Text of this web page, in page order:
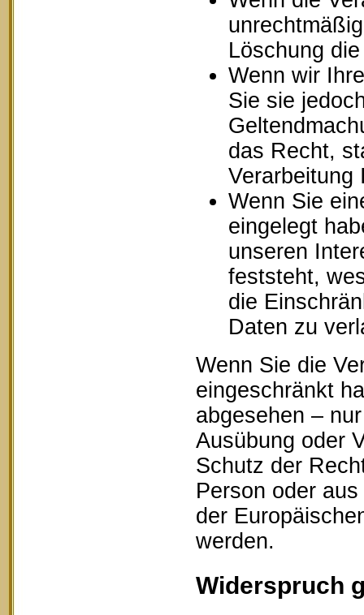
Löschung
Wenn wir
Sie sie
das Recht,
Verarbeitung
Wenn Sie
eingelegt
unseren
feststeht,
die
Daten zu
Wenn Sie die
eingeschränkt
abgesehen –
Ausübung oder
Schutz der
Person oder
der
werden.
Widerspruch